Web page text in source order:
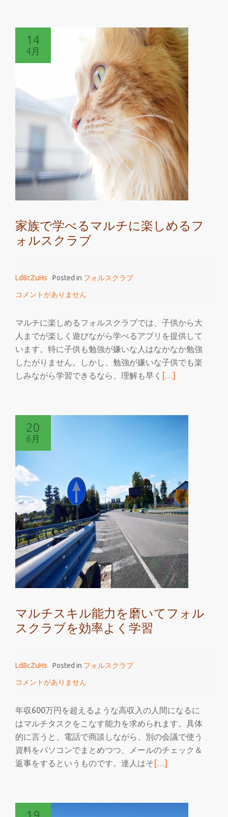
る
読
む
小
学
生
の
英
語
教
育
な
ら
マ
ル
に
ル
ス
ク
ラ
ブ
14
4月
家族で学べるマルチに楽しめるフ
ォルスクラブ
Ld8cZuHs Posted in フォルスクラブ
コメントがありません
マルチに楽しめるフォルスクラブでは、子供から大
人までが楽しく遊びながら学べるアプリを提供して
います。特に子供も勉強が嫌いな人はなかなか勉強
したがりません。しかし、勉強が嫌いな子供でも楽
しみながら学習できるなら、理解も早く 続
読
学
べ
る
マ
チ
に
楽
し
る
ブ
[…]
20
6月
マルチスキル能力を磨いてフォル
スクラブを効率よく学習
Ld8cZuHs Posted in フォルスクラブ
コメントがありません
年収600万円を超えるような高収入の人間になるに
はマルチタスクをこなす能力を求められます。具体
的に言うと、電話で商談しながら、別の会議で使う
資料をパソコンでまとめつつ、メールのチェック＆
返事をするというものです。達人はそ続
読
[…]